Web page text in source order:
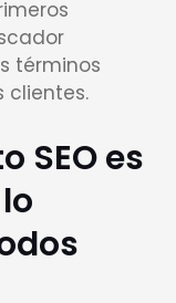
términos
clientes.
SEO es